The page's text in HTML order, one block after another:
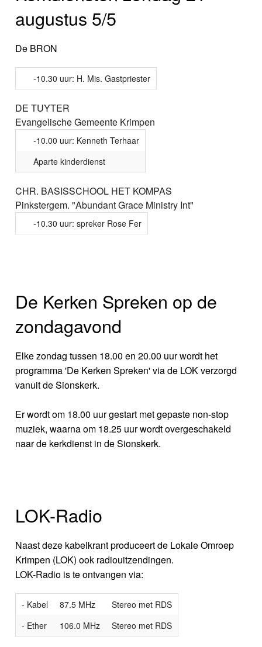
augustus 5/5
De BRON
-10.30 uur: H. Mis. Gastpriester
DE TUYTER
Evangelische Gemeente Krimpen
-10.00 uur: Kenneth Terhaar
Aparte kinderdienst
CHR. BASISSCHOOL HET KOMPAS
Pinkstergem. "Abundant Grace Ministry Int"
-10.30 uur: spreker Rose Fer
De Kerken Spreken op de
zondagavond
Elke zondag tussen 18.00 en 20.00 uur wordt het
programma 'De Kerken Spreken' via de LOK verzorgd
vanuit de Sionskerk.
Er wordt om 18.00 uur gestart met gepaste non-stop
muziek, waarna om 18.25 uur wordt overgeschakeld
naar de kerkdienst in de Sionskerk.
LOK-Radio
Naast deze kabelkrant produceert de Lokale Omroep
Krimpen (LOK) ook radiouitzendingen.
LOK-Radio is te ontvangen via:
- Kabel 87.5 MHz
Stereo met RDS
- Ether
106.0 MHz Stereo met RDS